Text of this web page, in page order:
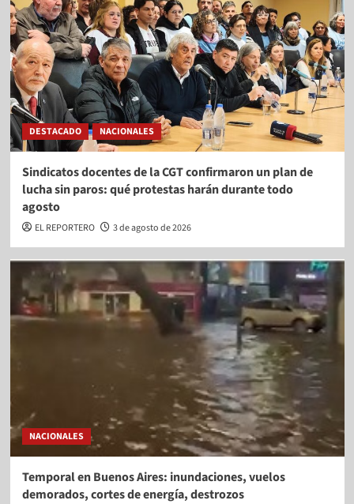
DESTACADO NACIONALES
Sindicatos docentes de la CGT confirmaron un plan de
lucha sin paros: qué protestas harán durante todo
agosto
EL REPORTERO 3 de agosto de 2026
NACIONALES
Temporal en Buenos Aires: inundaciones, vuelos
demorados, cortes de energía, destrozos